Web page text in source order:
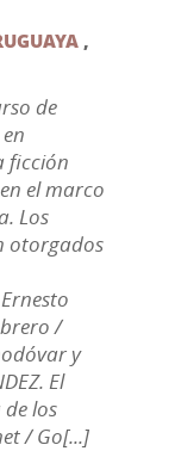
,
de
ficción
el marco
Los
otorgados
/
y
El
los
/ Go[...]